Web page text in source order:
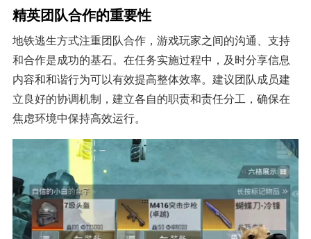
精英团队合作的重要性
地铁逃生方式注重团队合作，游戏玩家之间的沟通、支持
和合作是成功的基石。在任务实施过程中，及时分享信息
内容和和谐行为可以有效提高整体效率。建议团队成员建
立良好的协调机制，建立各自的职责和责任分工，确保在
焦虑环境中保持高效运行。